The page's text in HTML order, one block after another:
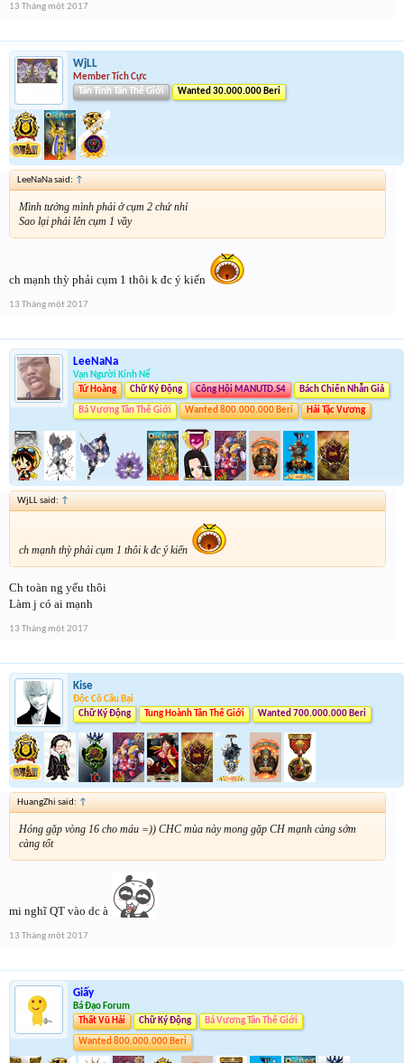
13 Tháng một 2017
WjLL
Member Tích Cực
Tân Tinh Tân Thế Giới
Wanted 30.000.000 Beri
LeeNaNa said: ↑
Mình tưởng mình phải ở cụm 2 chứ nhỉ
Sao lại phải lên cụm 1 vầy
ch mạnh thỳ phải cụm 1 thôi k đc ý kiến
13 Tháng một 2017
LeeNaNa
Vạn Người Kính Nể
Tứ Hoàng
Chữ Ký Động Công Hội MANUTD.S4 Bách Chiến Nhẫn Giả
Bá Vương Tân Thế Giới Wanted 800.000.000 Beri Hải Tặc Vương
WjLL said: ↑
ch mạnh thỳ phải cụm 1 thôi k đc ý kiến
Ch toàn ng yếu thôi
Làm j có ai mạnh
13 Tháng một 2017
Kise
Độc Cô Cầu Bại
Chữ Ký Động
Tung Hoành Tân Thế Giới Wanted 700.000.000 Beri
HuangZhi said: ↑
Hóng gặp vòng 16 cho máu =)) CHC mùa này mong gặp CH mạnh càng sớm
càng tốt
mi nghĩ QT vào dc à
13 Tháng một 2017
Giấy
Bá Đạo Forum
Thất Vũ Hải
Chữ Ký Động Bá Vương Tân Thế Giới
Wanted 800.000.000 Beri